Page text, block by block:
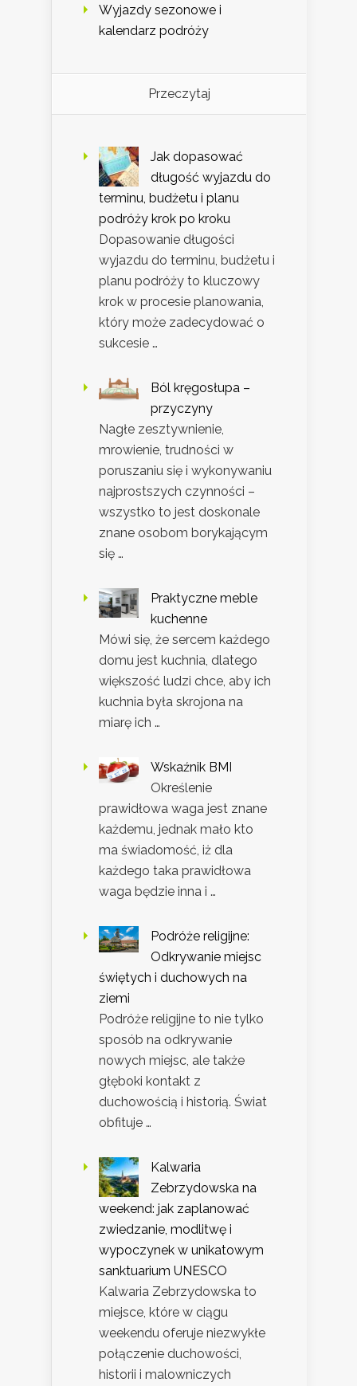
Wyjazdy sezonowe i
kalendarz podróży
Przeczytaj
Jak dopasować
długość wyjazdu do
terminu, budżetu i planu
podróży krok po kroku
Dopasowanie długości
wyjazdu do terminu, budżetu i
planu podróży to kluczowy
krok w procesie planowania,
który może zadecydować o
sukcesie …
Ból kręgosłupa –
przyczyny
Nagłe zesztywnienie,
mrowienie, trudności w
poruszaniu się i wykonywaniu
najprostszych czynności –
wszystko to jest doskonale
znane osobom borykającym
się …
Praktyczne meble
kuchenne
Mówi się, że sercem każdego
domu jest kuchnia, dlatego
większość ludzi chce, aby ich
kuchnia była skrojona na
miarę ich …
Wskaźnik BMI
Określenie
prawidłowa waga jest znane
każdemu, jednak mało kto
ma świadomość, iż dla
każdego taka prawidłowa
waga będzie inna i …
Podróże religijne:
Odkrywanie miejsc
świętych i duchowych na
ziemi
Podróże religijne to nie tylko
sposób na odkrywanie
nowych miejsc, ale także
głęboki kontakt z
duchowością i historią. Świat
obfituje …
Kalwaria
Zebrzydowska na
weekend: jak zaplanować
zwiedzanie, modlitwę i
wypoczynek w unikatowym
sanktuarium UNESCO
Kalwaria Zebrzydowska to
miejsce, które w ciągu
weekendu oferuje niezwykłe
połączenie duchowości,
historii i malowniczych